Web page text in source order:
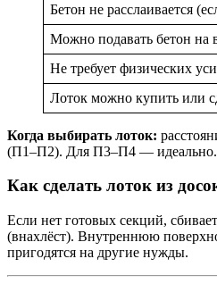
Бетон не расслаивается
Можно подавать бетон на
Не требует физических
Лоток можно купить или
Когда выбирать лоток:
(П1–П2). Для П3–П4 — идеально.
Как сделать лоток из
Если нет готовых секций,
(внахлёст). Внутреннюю
пригодятся на другие нужды.